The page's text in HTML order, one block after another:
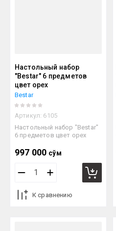
Настольный набор
"Bestar" 6 предметов
цвет орех
Bestar
Артикул: 6105
Настольный набор "Bestar"
6 предметов цвет орех
997 000 сўм
К сравнению